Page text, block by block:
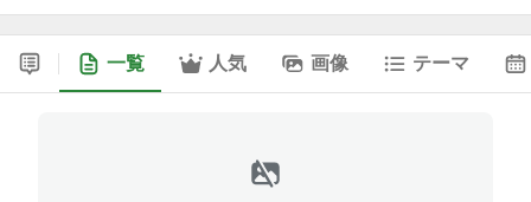
一覧 人気 画像 テーマ